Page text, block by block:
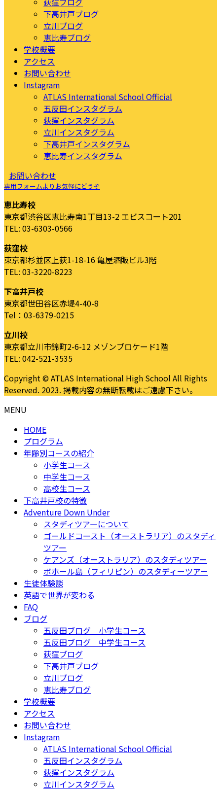
下高井戸ブログ
立川ブログ
恵比寿ブログ
学校概要
アクセス
お問い合わせ
Instagram
ATLAS International School Official
五反田インスタグラム
荻窪インスタグラム
立川インスタグラム
下高井戸インスタグラム
恵比寿インスタグラム
お問い合わせ
専用フォームよりお気軽にどうぞ
恵比寿校
東京都渋谷区恵比寿南1丁目13-2 エビスコート201
TEL: 03-6303-0566
荻窪校
東京都杉並区上荻1-18-16 亀屋酒販ビル3階
TEL: 03-3220-8223
下高井戸校
東京都世田谷区赤堤4-40-8
Tel：03-6379-0215
立川校
東京都立川市錦町2-6-12 メゾンブロケード1階
TEL: 042-521-3535
Copyright © ATLAS International High School All Rights
Reserved. 2023. 掲載内容の無断転載はご遠慮下さい。
MENU
HOME
プログラム
年齢別コースの紹介
小学生コース
中学生コース
高校生コース
下高井戸校の特徴
Adventure Down Under
スタディツアーについて
ゴールドコースト（オーストラリア）のスタディ
ツアー
ケアンズ（オーストラリア）のスタディツアー
ボホール島（フィリピン）のスタディーツアー
生徒体験談
英語で世界が変わる
FAQ
ブログ
五反田ブログ 小学生コース
五反田ブログ 中学生コース
荻窪ブログ
下高井戸ブログ
立川ブログ
恵比寿ブログ
学校概要
アクセス
お問い合わせ
Instagram
ATLAS International School Official
五反田インスタグラム
荻窪インスタグラム
立川インスタグラム